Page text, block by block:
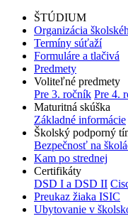
ŠTÚDIUM
Organizácia
Termíny súťaží
Formuláre a tlačivá
Predmety
Voliteľné predmety
Pre 3. ročník Pre 4.
Maturitná skúška
Základné informácie
Školský podporný
Bezpečnosť na
Kam po strednej
Certifikáty
DSD I a DSD II
Preukaz žiaka ISIC
Ubytovanie v